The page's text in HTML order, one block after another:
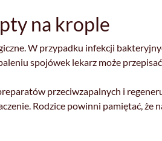
na krople
W przypadku infekcji
spojówek lekarz może
przeciwzapalnych i
Rodzice powinni pamiętać, że